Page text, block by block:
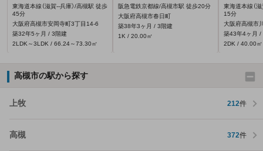
東海道本線（滋賀--兵庫）/高槻駅 徒歩
45分
大阪府高槻市安岡寺町3丁目14-6
築32年5ヶ月 / 3階建
2LDK～3LDK / 66.24～73.30㎡
阪急電鉄京都線/高槻市駅 徒歩20分
大阪府高槻市春日町
築38年3ヶ月 / 3階建
1K / 20.00㎡
東海道本線（
15分
大阪府高槻市
築43年4ヶ月 /
2DK / 40.00㎡
高槻市の駅から探す
上牧 212件
高槻 372件